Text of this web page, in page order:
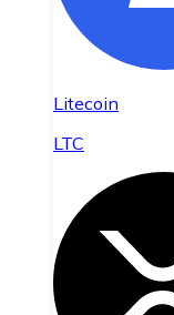
Litecoin
LTC